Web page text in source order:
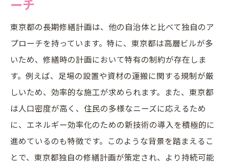
ーチ
東京都の長期修繕計画は、他の自治体と比べて独自のア
プローチを持っています。特に、東京都は高層ビルが多
いため、修繕時の計画において特有の制約が存在しま
す。例えば、足場の設置や資材の運搬に関する規制が厳
しいため、効率的な施工が求められます。また、東京都
は人口密度が高く、住民の多様なニーズに応えるため
に、エネルギー効率化のための新技術の導入を積極的に
進めているのも特徴です。このような背景を踏まえるこ
とで、東京都独自の修繕計画が策定され、より持続可能